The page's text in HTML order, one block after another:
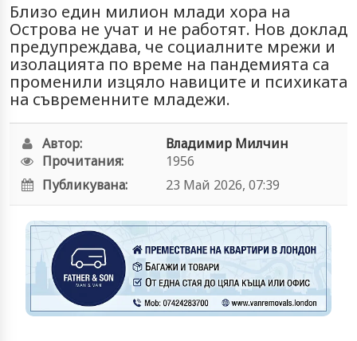
Близо един милион млади хора на
Острова не учат и не работят. Нов доклад
предупреждава, че социалните мрежи и
изолацията по време на пандемията са
променили изцяло навиците и психиката
на съвременните младежи.
Автор:
Владимир Милчин
Прочитания:
1956
Публикувана:
23 Май 2026, 07:39